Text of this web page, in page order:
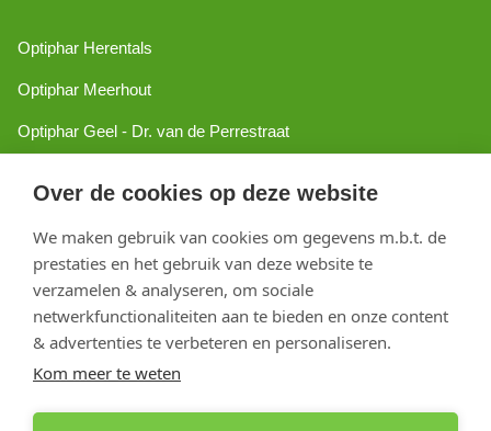
Over de cookies op deze website
We maken gebruik van cookies om gegevens m.b.t. de
prestaties en het gebruik van deze website te
verzamelen & analyseren, om sociale
netwerkfunctionaliteiten aan te bieden en onze content
& advertenties te verbeteren en personaliseren.
Kom meer te weten
Optiphar Herentals
Optiphar Meerhout
Optiphar Geel - Dr. van de Perrestraat
Optiphar Mol
Copyright 2026 optiphar.com. Alle rechten voorbehouden